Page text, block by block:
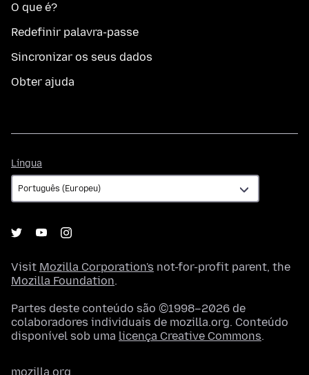
O que é?
Redefinir palavra-passe
Sincronizar os seus dados
Obter ajuda
Língua
Visit Mozilla Corporation's not-for-profit parent, the
Mozilla Foundation.
Partes deste conteúdo são ©1998–2026 de
colaboradores individuais de mozilla.org. Conteúdo
disponível sob uma licença Creative Commons.
mozilla.org